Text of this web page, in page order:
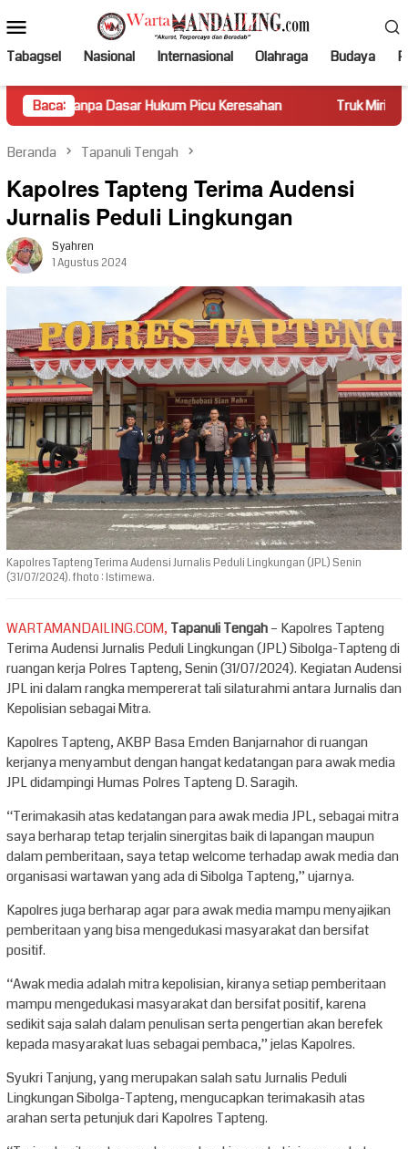
ke
kontenMobile
Tabagsel Nasional Internasional Olahraga Budaya
Baca:
Dasar Hukum Picu Keresahan Truk Miring Hambat Arus
Beranda Tapanuli Tengah
Kapolres Tapteng Terima Audensi
Jurnalis Peduli Lingkungan
Syahren
1 Agustus 2024
Kapolres Tapteng Terima Audensi Jurnalis Peduli Lingkungan (JPL) Senin
(31/07/2024). fhoto : Istimewa.
WARTAMANDAILING.COM, Tapanuli Tengah– Kapolres Tapteng
Terima Audensi Jurnalis Peduli Lingkungan (JPL) Sibolga-Tapteng di
ruangan kerja Polres Tapteng, Senin (31/07/2024). Kegiatan Audensi
JPL ini dalam rangka mempererat tali silaturahmi antara Jurnalis dan
Kepolisian sebagai Mitra.
Kapolres Tapteng, AKBP Basa Emden Banjarnahor di ruangan
kerjanya menyambut dengan hangat kedatangan para awak media
JPL didampingi Humas Polres Tapteng D. Saragih.
“Terimakasih atas kedatangan para awak media JPL, sebagai mitra
saya berharap tetap terjalin sinergitas baik di lapangan maupun
dalam pemberitaan, saya tetap welcome terhadap awak media dan
organisasi wartawan yang ada di Sibolga Tapteng,” ujarnya.
Kapolres juga berharap agar para awak media mampu menyajikan
pemberitaan yang bisa mengedukasi masyarakat dan bersifat
positif.
“Awak media adalah mitra kepolisian, kiranya setiap pemberitaan
mampu mengedukasi masyarakat dan bersifat positif, karena
sedikit saja salah dalam penulisan serta pengertian akan berefek
kepada masyarakat luas sebagai pembaca,” jelas Kapolres.
Syukri Tanjung, yang merupakan salah satu Jurnalis Peduli
Lingkungan Sibolga-Tapteng, mengucapkan terimakasih atas
arahan serta petunjuk dari Kapolres Tapteng.